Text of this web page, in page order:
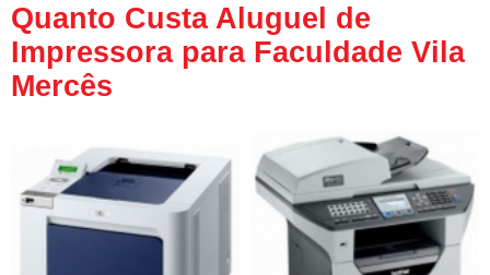
Quanto Custa Aluguel de
Impressora para Faculdade Vila
Mercês